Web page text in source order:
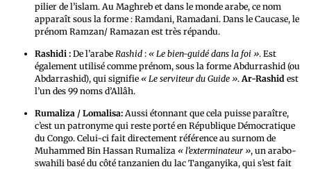
pilier de l’islam. Au Maghreb et dans le monde arabe, ce nom
apparaît sous la forme : Ramdani, Ramadani. Dans le Caucase, le
prénom Ramzan/ Ramazan est très répandu.
Rashidi : De l’arabe Rashid : « Le bien-guidé dans la foi ». Est
également utilisé comme prénom, sous la forme Abdurrashid (ou
Abdarrashid), qui signifie « Le serviteur du Guide ». Ar-Rashid est
l’un des 99 noms d’Allâh.
Rumaliza / Lomalisa: Aussi étonnant que cela puisse paraître,
c’est un patronyme qui reste porté en République Démocratique
du Congo. Celui-ci fait directement référence au surnom de
Muhammed Bin Hassan Rumaliza « l’exterminateur », un arabo-
swahili basé du côté tanzanien du lac Tanganyika, qui s’est fait